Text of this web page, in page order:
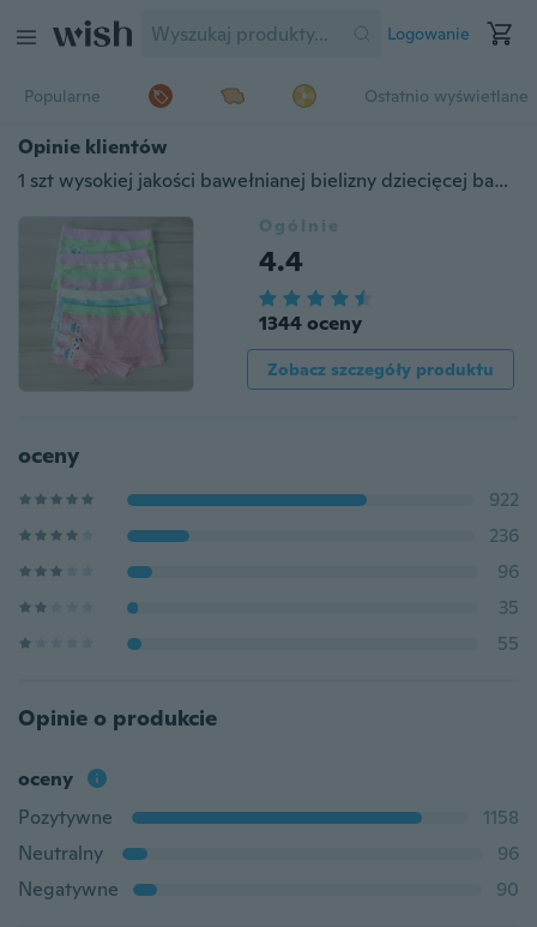
Logowanie
Popularne Ostatnio wyświetlane
Opinie klientów
1 szt wysokiej jakości bawełnianej bielizny dziecięcej bawełnianej bielizny Cartoon Design M-XL dla 3-8 lat małych dziewczynek 705
Ogólnie
4.4
1344 oceny
Zobacz szczegóły produktu
oceny
922
236
96
35
55
Opinie o produkcie
oceny
Pozytywne
1158
Neutralny
96
Negatywne
90